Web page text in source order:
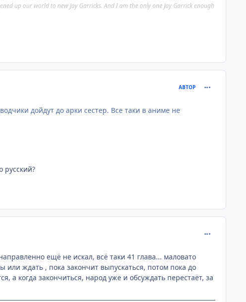
up our world to new Jay Garricks. And I am the only one Jay Garrick enough
АВТОР
дойдут до арки сестер. Все таки в аниме не
русский?
ещё не искал, всё таки 41 глава... маловато
ждать , пока закончит выпускаться, потом пока до
а когда закончиться, народ уже и обсуждать перестаёт, за